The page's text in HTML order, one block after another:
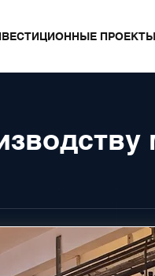
ПРОЕКТЫ